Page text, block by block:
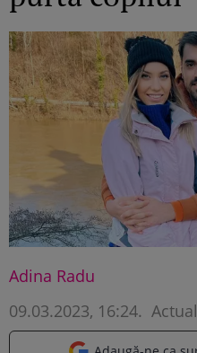
Adina Radu
09.03.2023, 16:24.